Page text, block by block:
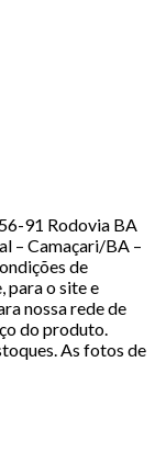
91 Rodovia BA
– Camaçari/BA –
de
para o site e
nossa rede de
do produto.
As fotos de